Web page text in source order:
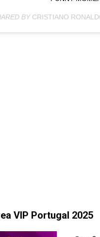
BY CRISTIANO
VIP Portugal 2025